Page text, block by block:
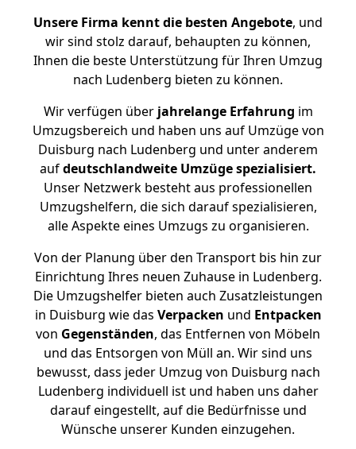
Unsere Firma kennt die besten Angebote, und
wir sind stolz darauf, behaupten zu können,
Ihnen die beste Unterstützung für Ihren Umzug
nach Ludenberg bieten zu können.
Wir verfügen überjahrelange Erfahrung im
Umzugsbereich und haben uns auf Umzüge von
Duisburg nach Ludenberg und unter anderem
aufdeutschlandweite Umzüge spezialisiert.
Unser Netzwerk besteht aus professionellen
Umzugshelfern, die sich darauf spezialisieren,
alle Aspekte eines Umzugs zu organisieren.
Von der Planung über den Transport bis hin zur
Einrichtung Ihres neuen Zuhause in Ludenberg.
Die Umzugshelfer bieten auch Zusatzleistungen
in Duisburg wie das Verpacken und Entpacken
von Gegenständen, das Entfernen von Möbeln
und das Entsorgen von Müll an. Wir sind uns
bewusst, dass jeder Umzug von Duisburg nach
Ludenberg individuell ist und haben uns daher
darauf eingestellt, auf die Bedürfnisse und
Wünsche unserer Kunden einzugehen.